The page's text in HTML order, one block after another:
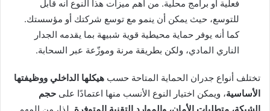
فعلية أو برامج محلية. من أهم ميزات هذا النوع أنه قابل
للتوسع، حيث يمكن أن ينمو مع توسع شركتك أو مؤسستك.
كما أنه يوفر حماية محيطية قوية شبيهة بما يقدمه الجدار
الناري المادي، ولكن بطريقة مرنة وموزّعة عبر السحابة.
تختلف أنواع جدران الحماية المتاحة حسب هيكلها الداخلي ووظيفتها
الأساسية، ويمكن اختيار النوع الأنسب منها اعتمادًا على حجم